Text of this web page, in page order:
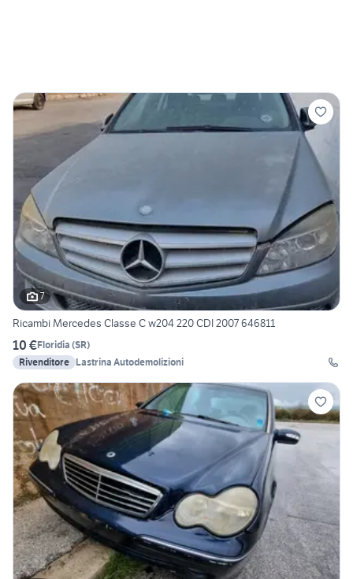
7
Ricambi Mercedes Classe C w204 220 CDI 2007 646811
10 €Floridia (SR)
Rivenditore Lastrina Autodemolizioni